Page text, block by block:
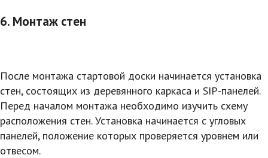
6. Монтаж стен
После монтажа стартовой доски начинается установка
стен, состоящих из деревянного каркаса и SIP-панелей.
Перед началом монтажа необходимо изучить схему
расположения стен. Установка начинается с угловых
панелей, положение которых проверяется уровнем или
отвесом.